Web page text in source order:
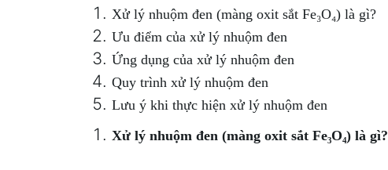
Xử lý nhuộm đen (màng oxit sắt Fe₃O₄) là gì?
Ưu điểm của xử lý nhuộm đen
Ứng dụng của xử lý nhuộm đen
Quy trình xử lý nhuộm đen
Lưu ý khi thực hiện xử lý nhuộm đen
Xử lý nhuộm đen (màng oxit sắt Fe₃O₄) là gì?